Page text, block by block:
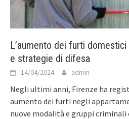
L’aumento dei furti
e strategie di difesa
14/04/2024 admin
Negli ultimi anni, Firenze ha
aumento dei furti negli
nuove modalità e gruppi